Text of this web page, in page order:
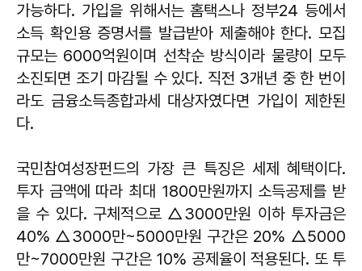
가능하다. 가입을 위해서는 홈택스나 정부24 등에서
소득 확인용 증명서를 발급받아 제출해야 한다. 모집
규모는 6000억원이며 선착순 방식이라 물량이 모두
소진되면 조기 마감될 수 있다. 직전 3개년 중 한 번이
라도 금융소득종합과세 대상자였다면 가입이 제한된
다.
국민참여성장펀드의 가장 큰 특징은 세제 혜택이다.
투자 금액에 따라 최대 1800만원까지 소득공제를 받
을 수 있다. 구체적으로 △3000만원 이하 투자금은
40% △3000만~5000만원 구간은 20% △5000
만~7000만원 구간은 10% 공제율이 적용된다. 또 투